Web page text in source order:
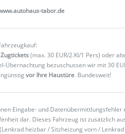
tabor.de
Zugtickets(max. 30 EUR/2.Kl/1 Pers) oder
Übernachtung bezuschussen wir mit 30
vor Ihre Haustüre. Bundesweit!
Eingabe- und
dar. Dieses Fahrzeug ist zusätzlich
heizbar / Sitzheizung vorn /